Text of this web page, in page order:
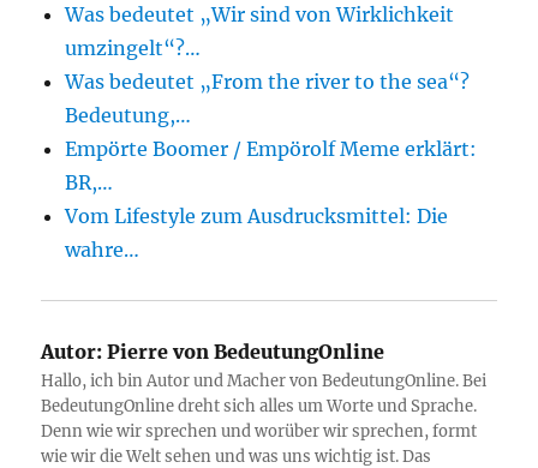
Was bedeutet „Wir sind von Wirklichkeit
umzingelt“?…
Was bedeutet „From the river to the sea“?
Bedeutung,…
Empörte Boomer / Empörolf Meme erklärt:
BR,…
Vom Lifestyle zum Ausdrucksmittel: Die
wahre…
Autor: Pierre von BedeutungOnline
Hallo, ich bin Autor und Macher von BedeutungOnline. Bei
BedeutungOnline dreht sich alles um Worte und Sprache.
Denn wie wir sprechen und worüber wir sprechen, formt
wie wir die Welt sehen und was uns wichtig ist. Das